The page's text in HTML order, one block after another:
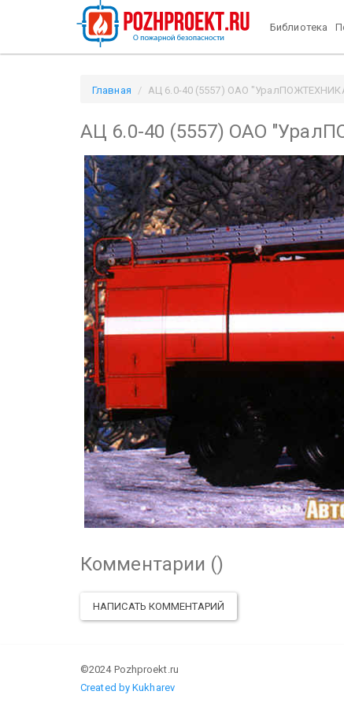
Библиотека
Главная АЦ 6.0-40 (5557) ОАО
АЦ 6.0-40 (5557) ОАО
Комментарии ()
НАПИСАТЬ КОММЕНТАРИЙ
©2024 Pozhproekt.ru
Created by Kukharev